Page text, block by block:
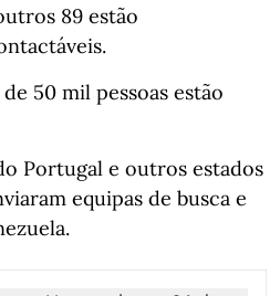
89 estão
50 mil pessoas estão
Portugal e outros estados
equipas de busca e